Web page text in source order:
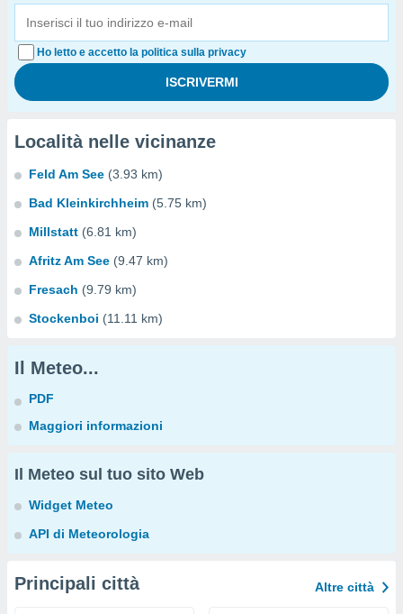
Ho letto e accetto la politica sulla privacy
Località nelle vicinanze
Feld Am See (3.93 km)
Bad Kleinkirchheim (5.75 km)
Millstatt (6.81 km)
Afritz Am See (9.47 km)
Fresach (9.79 km)
Stockenboi (11.11 km)
Il Meteo...
PDF
Maggiori informazioni
Il Meteo sul tuo sito Web
Widget Meteo
API di Meteorologia
Principali città Altre città